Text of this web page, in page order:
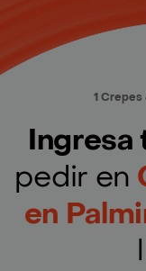
1 Crepes
Ingresa
pedir en
en